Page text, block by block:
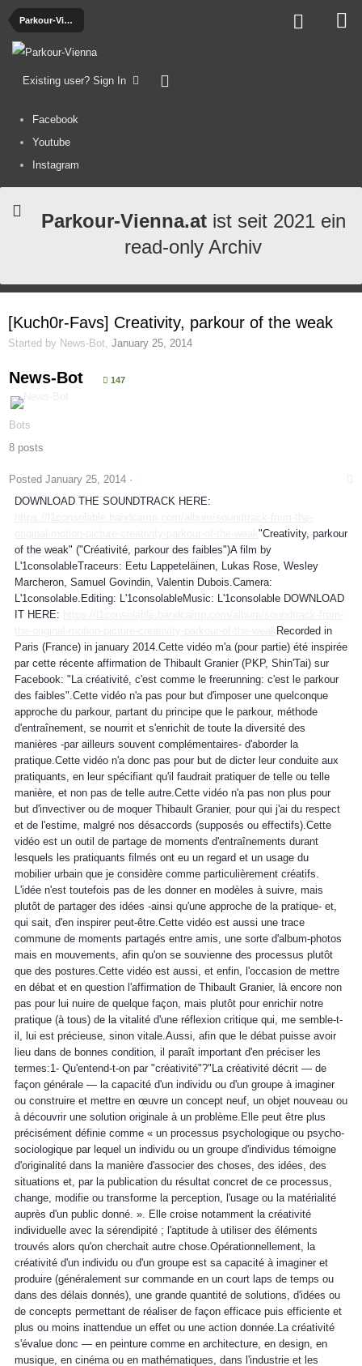
Parkour-Videos
Existing user? Sign In
Facebook
Youtube
Instagram
Parkour-Vienna.atist seit 2021 ein
read-only Archiv
[Kuch0r-Favs] Creativity, parkour of the weak
Started by News-Bot January 25, 2014
News-Bot 147
Bots
8 posts
Posted January 25, 2014 ·
DOWNLOAD THE SOUNDTRACK HERE:
"Creativity, parkour
of the weak" ("Créativité, parkour des faibles")A film by
L'1consolableTraceurs: Eetu Lappeteläinen, Lukas Rose, Wesley
Marcheron, Samuel Govindin, Valentin Dubois.Camera:
L'1consolable.Editing: L'1consolableMusic: L'1consolable DOWNLOAD
IT HERE:
Recorded in
Paris (France) in january 2014.Cette vidéo m'a (pour partie) été inspirée
par cette récente affirmation de Thibault Granier (PKP, Shin'Tai) sur
Facebook: "La créativité, c'est comme le freerunning: c'est le parkour
des faibles".Cette vidéo n'a pas pour but d'imposer une quelconque
approche du parkour, partant du principe que le parkour, méthode
d'entraînement, se nourrit et s'enrichit de toute la diversité des
manières -par ailleurs souvent complémentaires- d'aborder la
pratique.Cette vidéo n'a donc pas pour but de dicter leur conduite aux
pratiquants, en leur spécifiant qu'il faudrait pratiquer de telle ou telle
manière, et non pas de telle autre.Cette vidéo n'a pas non plus pour
but d'invectiver ou de moquer Thibault Granier, pour qui j'ai du respect
et de l'estime, malgré nos désaccords (supposés ou effectifs).Cette
vidéo est un outil de partage de moments d'entraînements durant
lesquels les pratiquants filmés ont eu un regard et un usage du
mobilier urbain que je considère comme particulièrement créatifs.
L'idée n'est toutefois pas de les donner en modèles à suivre, mais
plutôt de partager des idées -ainsi qu'une approche de la pratique- et,
qui sait, d'en inspirer peut-être.Cette vidéo est aussi une trace
commune de moments partagés entre amis, une sorte d'album-photos
mais en mouvements, afin qu'on se souvienne des processus plutôt
que des postures.Cette vidéo est aussi, et enfin, l'occasion de mettre
en débat et en question l'affirmation de Thibault Granier, là encore non
pas pour lui nuire de quelque façon, mais plutôt pour enrichir notre
pratique (à tous) de la vitalité d'une réflexion critique qui, me semble-t-
il, lui est précieuse, sinon vitale.Aussi, afin que le débat puisse avoir
lieu dans de bonnes condition, il paraît important d'en préciser les
termes:1- Qu'entend-t-on par "créativité"?"La créativité décrit — de
façon générale — la capacité d'un individu ou d'un groupe à imaginer
ou construire et mettre en œuvre un concept neuf, un objet nouveau ou
à découvrir une solution originale à un problème.Elle peut être plus
précisément définie comme « un processus psychologique ou psycho-
sociologique par lequel un individu ou un groupe d'individus témoigne
d'originalité dans la manière d'associer des choses, des idées, des
situations et, par la publication du résultat concret de ce processus,
change, modifie ou transforme la perception, l'usage ou la matérialité
auprès d'un public donné. ». Elle croise notamment la créativité
individuelle avec la sérendipité ; l'aptitude à utiliser des éléments
trouvés alors qu'on cherchait autre chose.Opérationnellement, la
créativité d'un individu ou d'un groupe est sa capacité à imaginer et
produire (généralement sur commande en un court laps de temps ou
dans des délais donnés), une grande quantité de solutions, d'idées ou
de concepts permettant de réaliser de façon efficace puis efficiente et
plus ou moins inattendue un effet ou une action donnée.La créativité
s'évalue donc — en peinture comme en architecture, en design, en
musique, en cinéma ou en mathématiques, dans l'industrie et les